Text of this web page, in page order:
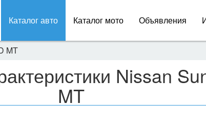
Каталог авто Каталог мото Объявления
MT
Nissan
MT